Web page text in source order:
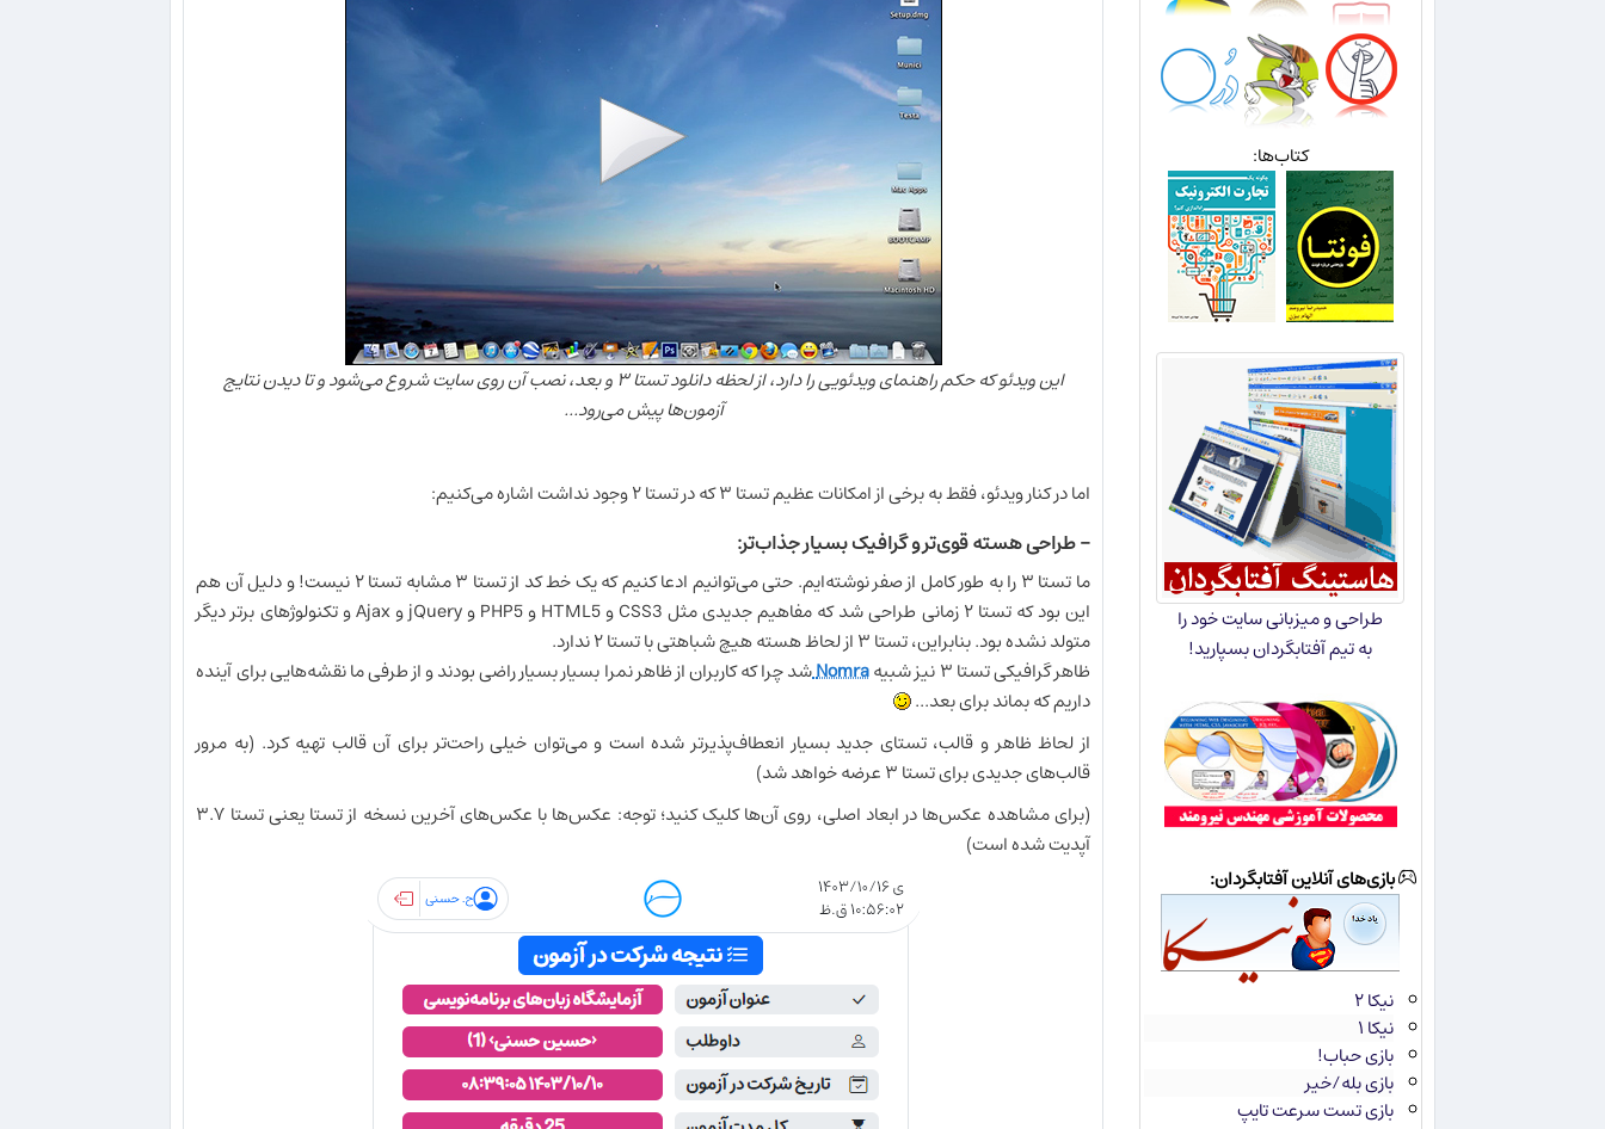
این ویدئو که حکم راهنمای ویدئویی را دارد، از لحظه دانلود تستا ۳ و بعد، نصب آن روی سایت شروع می‌شود و تا دیدن نتایج
آزمون‌ها پیش می‌رود...
اما در کنار ویدئو، فقط به برخی از امکانات عظیم تستا ۳ که در تستا ۲ وجود نداشت اشاره می‌کنیم:
- طراحی هسته قوی‌تر و گرافیک بسیار جذاب‌تر:
ما تستا ۳ را به طور کامل از صفر نوشته‌ایم. حتی می‌توانیم ادعا کنیم که یک خط کد از تستا ۳ مشابه تستا ۲ نیست! و دلیل آن هم
این بود که تستا ۲ زمانی طراحی شد که مفاهیم جدیدی مثل CSS3 و HTML5 و PHP5 و jQuery و Ajax و تکنولوژهای برتر دیگر
متولد نشده بود. بنابراین، تستا ۳ از لحاظ هسته هیچ شباهتی با تستا ۲ ندارد.
ظاهر گرافیکی تستا ۳ نیز شبیه
Nomraشد چرا که کاربران از ظاهر نمرا بسیار بسیار راضی بودند و از طرفی ما نقشه‌هایی برای آینده
داریم که بماند برای بعد...
از لحاظ ظاهر و قالب، تستای جدید بسیار انعطاف‌پذیرتر شده است و می‌توان خیلی راحت‌تر برای آن قالب تهیه کرد. (به مرور
قالب‌های جدیدی برای تستا ۳ عرضه خواهد شد)
(برای مشاهده عکس‌ها در ابعاد اصلی، روی آن‌ها کلیک کنید؛ توجه: عکس‌ها با عکس‌های آخرین نسخه از تستا یعنی تستا ۳.۷
آپدیت شده است)
کتاب‌ها:
طراحی و میزبانی سایت خود را
به تیم آفتابگردان بسپارید!
بازی‌های آنلاین آفتابگردان:
نیکا ۲
نیکا ۱
بازی حباب!
بازی بله/خیر
بازی تست سرعت تایپ